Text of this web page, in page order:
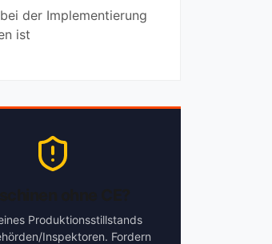
der Implementierung
ist
Produktionsstillstands
Inspektoren. Fordern